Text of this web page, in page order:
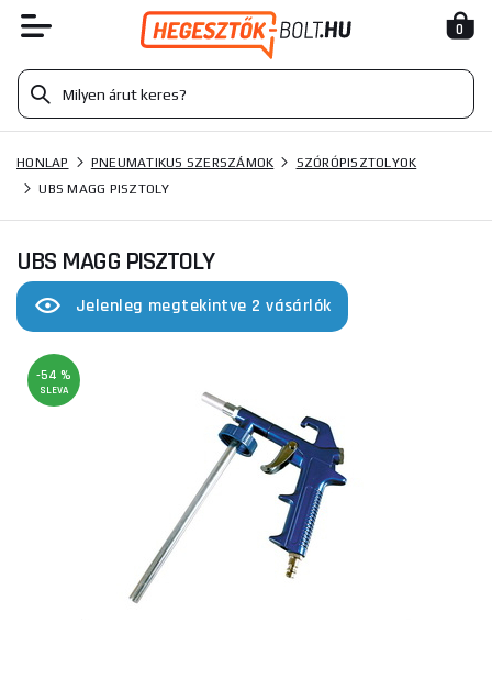
0
HONLAP PNEUMATIKUS SZERSZÁMOK
SZÓRÓPISZTOLYOK
UBS MAGG PISZTOLY
UBS MAGG PISZTOLY
Jelenleg megtekintve 2 vásárlók
-54 %
SLEVA